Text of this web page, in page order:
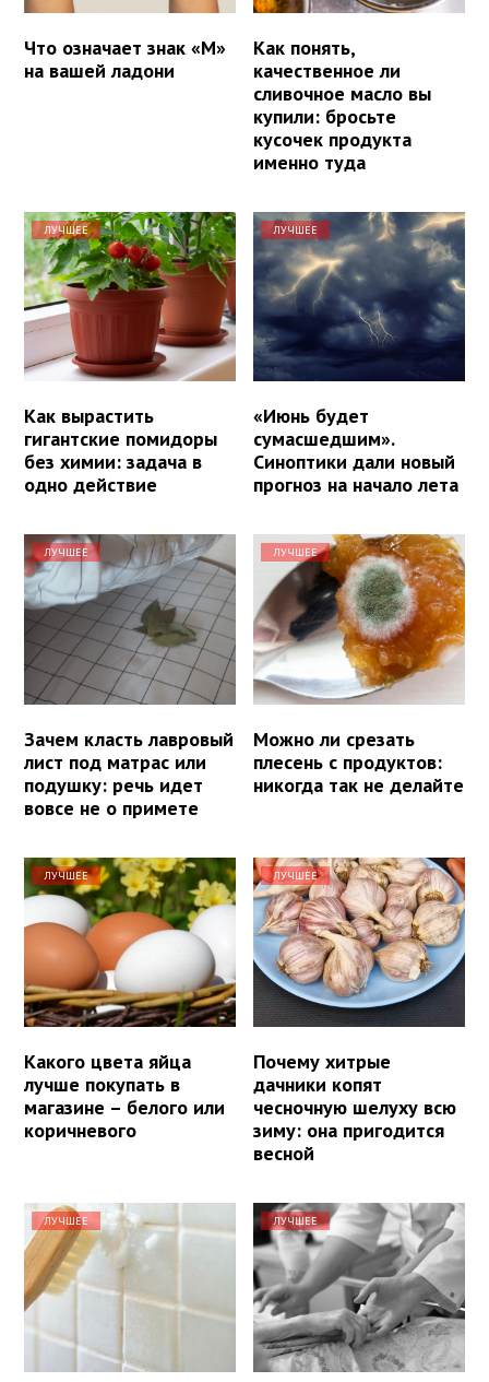
Что означает знак «М»
на вашей ладони
Как понять,
качественное ли
сливочное масло вы
купили: бросьте
кусочек продукта
именно туда
ЛУЧШЕЕ
Как вырастить
гигантские помидоры
без химии: задача в
одно действие
ЛУЧШЕЕ
«Июнь будет
сумасшедшим».
Синоптики дали новый
прогноз на начало лета
ЛУЧШЕЕ
Зачем класть лавровый
лист под матрас или
подушку: речь идет
вовсе не о примете
ЛУЧШЕЕ
Можно ли срезать
плесень с продуктов:
никогда так не делайте
ЛУЧШЕЕ
Какого цвета яйца
лучше покупать в
магазине – белого или
коричневого
ЛУЧШЕЕ
Почему хитрые
дачники копят
чесночную шелуху всю
зиму: она пригодится
весной
ЛУЧШЕЕ ЛУЧШЕЕ